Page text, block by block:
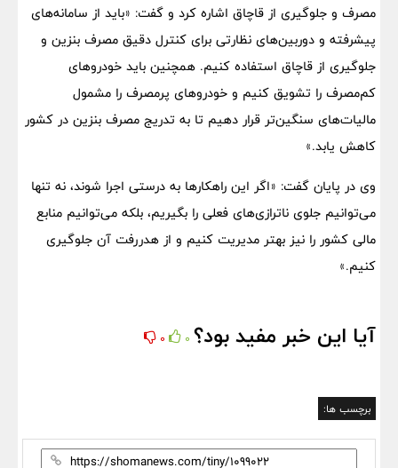
مصرف و جلوگیری از قاچاق اشاره کرد و گفت: «باید از سامانه‌های
پیشرفته و دوربین‌های نظارتی برای کنترل دقیق مصرف بنزین و
جلوگیری از قاچاق استفاده کنیم. همچنین باید خودرو‌های
کم‌مصرف را تشویق کنیم و خودرو‌های پرمصرف را مشمول
مالیات‌های سنگین‌تر قرار دهیم تا به تدریج مصرف بنزین در کشور
کاهش یابد.»
وی در پایان گفت: «اگر این راهکار‌ها به درستی اجرا شوند، نه تنها
می‌توانیم جلوی ناترازی‌های فعلی را بگیریم، بلکه می‌توانیم منابع
مالی کشور را نیز بهتر مدیریت کنیم و از هدررفت آن جلوگیری
کنیم.»
آیا این خبر مفید بود؟ 0
0
برچسب ها: